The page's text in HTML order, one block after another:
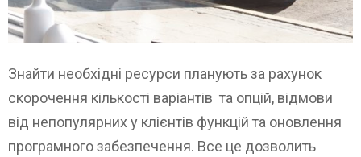
Знайти необхідні ресурси планують за рахунок
скорочення кількості варіантів та опцій, відмови
від непопулярних у клієнтів функцій та оновлення
програмного забезпечення. Все це дозволить